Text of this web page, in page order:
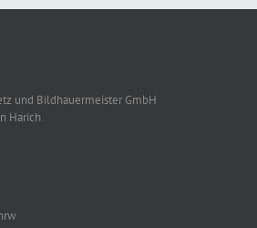
und Bildhauermeister GmbH
Harich